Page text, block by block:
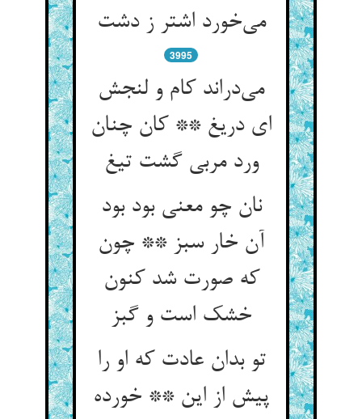
می‌‌خورد اشتر ز دشت‌‌
3995
می‌‌دراند کام و لنجش
ای دریغ ** کان چنان
ورد مربی گشت تیغ‌‌
نان چو معنی بود بود
آن خار سبز ** چون
که صورت شد کنون
خشک است و گبز
تو بدان عادت که او را
پیش از این ** خورده